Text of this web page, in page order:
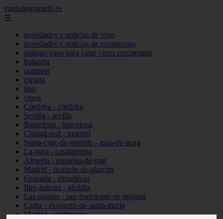
vinosdegranada.es
☰
novedades y noticias de vino
novedades y noticias de enoturismo
antiguo vaso para catar vinos crucigrama
bulgaria
comprar
espana
tipo
vinos
Córdoba - córdoba
Sevilla - sevilla
Barcelona - barcelona
Ciudad-real - montiel
Santa-cruz-de-tenerife - guía-de-isora
La-rioja - casalarreina
Almería - roquetas-de-mar
Madrid - pozuelo-de-alarcón
Granada - almuñécar
Illes-balears - alcúdia
Las-palmas - san-bartolomé-de-tirajana
Cádiz - el-puerto-de-santa-maría
Madrid - valdemoro